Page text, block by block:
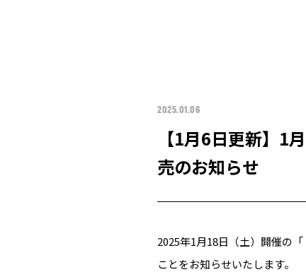
2025.01.06
【1月6日更新】1
売のお知らせ
2025年1月18日（土）開催の
ことをお知らせいたします。